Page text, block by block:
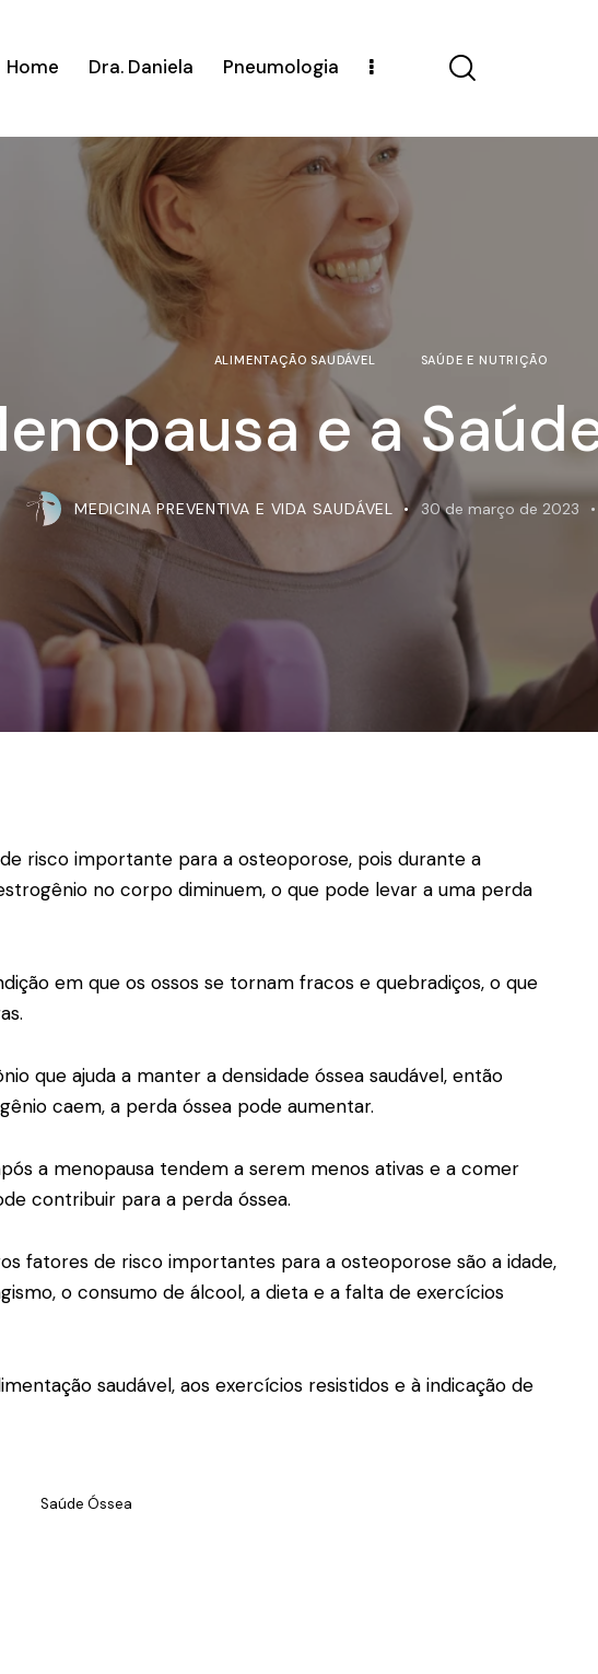
Home Dra. Daniela Pneumologia
ALIMENTAÇÃO SAUDÁVEL SAÚDE E NUTRIÇÃO
e a
MEDICINA PREVENTIVA E VIDA SAUDÁVEL 30 de março de 2023
risco importante para a osteoporose, pois durante a
no corpo diminuem, o que pode levar a uma perda
em que os ossos se tornam fracos e quebradiços, o que
que ajuda a manter a densidade óssea saudável, então
caem, a perda óssea pode aumentar.
a menopausa tendem a serem menos ativas e a comer
contribuir para a perda óssea.
fatores de risco importantes para a osteoporose são a idade,
o consumo de álcool, a dieta e a falta de exercícios
saudável, aos exercícios resistidos e à indicação de
Saúde Óssea